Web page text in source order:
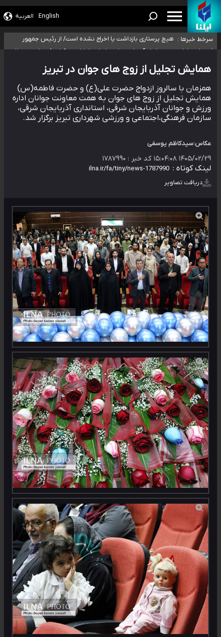
English العربیه
سرخط خبرها :
تخصصی جغرافیای نظامی دافوس آجا
خبرنگاران راویان حقیقت با دغدغه نان، مسکن و بیمه
آخرین وضعیت شیوع عفونت‌های تنفسی در کشور/ خوزستان و کرمان بالاتر از
آستانه هشدار هیچ پرستاری بازداشت یا اخراج نشده است/ از رئیس جمهور
خواستیم ورود کند
ثبت‌نام بخش عمده دانش‌آموزان مدارس ایرانی امارات در کشور/ درباره محصلان
باقی‌مانده در دبی متناسب با شرایط جدید تصمیم‌گیری می‌شود
همایش تجلیل از زوج‌ های جوان در تبریز
همزمان با سالروز ازدواج حضرت علی(ع) و حضرت فاطمه(س)
همایش تجلیل از زوج های جوان به همت معاونت جوانان اداره
ورزش و جوانان آذربایجان شرقی، استانداری آذربایجان شرقی،
سازمان فرهنگی،اجتماعی و ورزشی شهرداری تبریز برگزار شد.
عکاس:سیدکاظم یوسفی
۱۴۰۵/۰۲/۲۹ ۱۵:۰۴:۰۸ کد خبر : ۱۷۸۷۹۹۰
لینک کوتاه :
دریافت تصاویر